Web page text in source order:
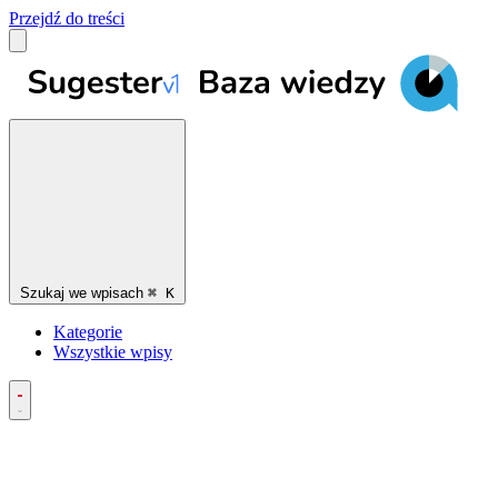
Przejdź do treści
Szukaj we wpisach ⌘ K
Kategorie
Wszystkie wpisy